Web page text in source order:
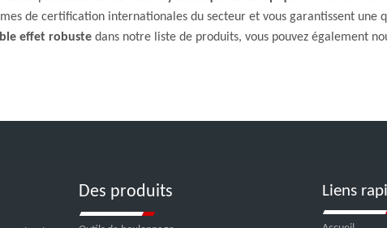
de certification internationales du secteur et vous garantissent une
effet robuste dans notre liste de produits, vous pouvez également
Des produits Liens